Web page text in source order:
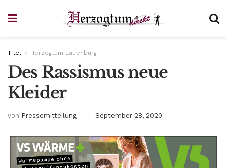
Titel Herzogtum Lauenburg
Des Rassismus neue
Kleider
von Pressemitteilung September 28, 2020